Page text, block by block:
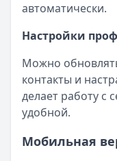
автоматически.
Настройки
Можно
контакты и
делает работу с
удобной.
Мобильная